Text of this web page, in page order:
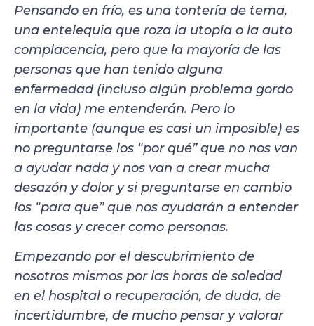
Pensando en frío, es una tontería de tema,
una entelequia que roza la utopía o la auto
complacencia, pero que la mayoría de las
personas que han tenido alguna
enfermedad (incluso algún problema gordo
en la vida) me entenderán. Pero lo
importante (aunque es casi un imposible) es
no preguntarse los “por qué” que no nos van
a ayudar nada y nos van a crear mucha
desazón y dolor y si preguntarse en cambio
los “para que” que nos ayudarán a entender
las cosas y crecer como personas.
Empezando por el descubrimiento de
nosotros mismos por las horas de soledad
en el hospital o recuperación, de duda, de
incertidumbre, de mucho pensar y valorar